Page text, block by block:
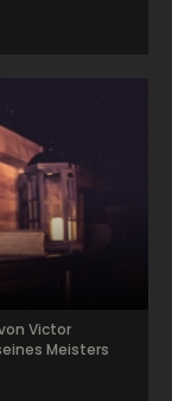
Victor
Meisters